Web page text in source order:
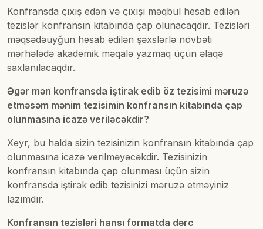
Konfransda çıxış edən və çıxışı məqbul hesab edilən
tezislər konfransın kitabında çap olunacaqdır. Tezisləri
məqsədəuyğun hesab edilən şəxslərlə növbəti
mərhələdə akademik məqalə yazmaq üçün əlaqə
saxlanılacaqdır.
Əgər mən konfransda iştirak edib öz tezisimi məruzə
etməsəm mənim tezisimin konfransın kitabında çap
olunmasına icazə veriləcəkdir?
Xeyr, bu halda sizin tezisinizin konfransın kitabında çap
olunmasına icazə verilməyəcəkdir. Tezisinizin
konfransın kitabında çap olunması üçün sizin
konfransda iştirak edib tezisinizi məruzə etməyiniz
lazımdır.
Konfransın tezisləri hansı formatda dərc